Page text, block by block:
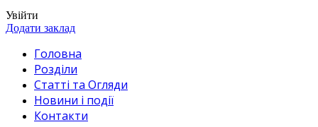
Увійти
Додати заклад
Головна
Розділи
Статті та Огляди
Новини і події
Контакти